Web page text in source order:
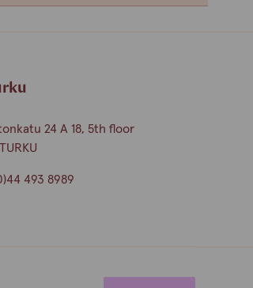
24 A 18, 5th floor
493 8989